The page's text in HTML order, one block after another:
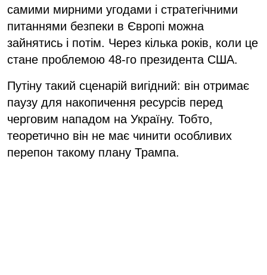
самими мирними угодами і стратегічними
питаннями безпеки в Європі можна
зайнятись і потім. Через кілька років, коли це
стане проблемою 48-го президента США.
Путіну такий сценарій вигідний: він отримає
паузу для накопичення ресурсів перед
черговим нападом на Україну. Тобто,
теоретично він не має чинити особливих
перепон такому плану Трампа.